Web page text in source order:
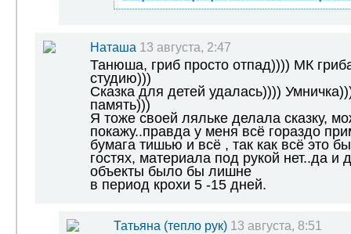
Наташа 13 августа, 2:47
Танюша, гриб просто отпад)))) МК
студию)))
Сказка для детей удалась))))
память)))
Я тоже своей ляльке делала сказку,
покажу..правда у меня всё гораздо
бумага тишью и всё , так как всё это
гостях, материала под рукой нет..да и
объекты было бы лишне
в период крохи 5 -15 дней.
Татьяна (тепло рук) 13 августа, 8:51